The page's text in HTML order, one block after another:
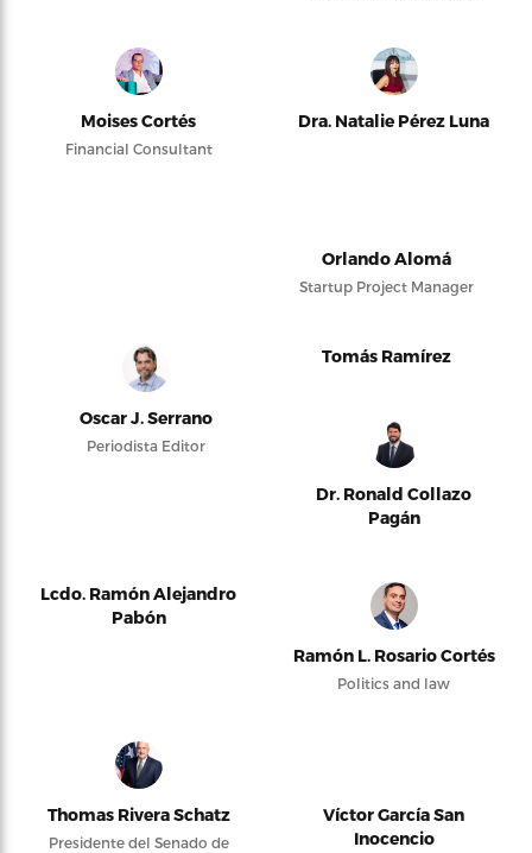
Moises Cortés
Financial Consultant
Dra. Natalie Pérez Luna
Orlando Alomá
Startup Project Manager
Oscar J. Serrano
Periodista Editor
Tomás Ramírez
Dr. Ronald Collazo
Pagán
Lcdo. Ramón Alejandro
Pabón
Ramón L. Rosario Cortés
Politics and law
Thomas Rivera Schatz
Presidente del Senado de
Víctor García San
Inocencio